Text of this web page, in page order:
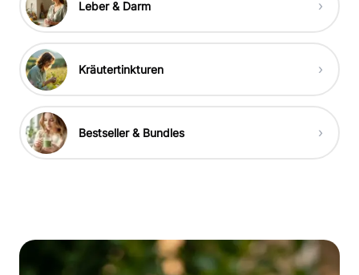
Leber & Darm ›
Kräutertinkturen ›
Bestseller & Bundles ›